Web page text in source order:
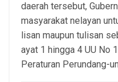
daerah tersebut,
masyarakat nelayan
lisan maupun tulisan
ayat 1 hingga 4 UU No
Peraturan Perundang-